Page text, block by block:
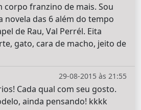
corpo franzino de mais. Sou
novela das 6 além do tempo
de Rau, Val Perrél. Eita
gato, cara de macho, jeito de
29-08-2015 às 21:55
Cada qual com seu gosto.
ainda pensando! kkkk